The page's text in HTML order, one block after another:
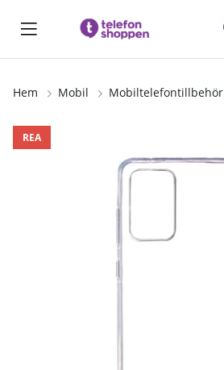
Hem Mobil Mobiltelefontillbehör
REA
Produktbilder